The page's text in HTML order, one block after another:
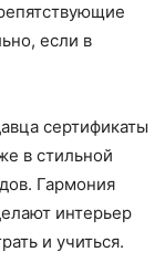
если в
сертификаты
в стильной
Гармония
интерьер
и учиться.